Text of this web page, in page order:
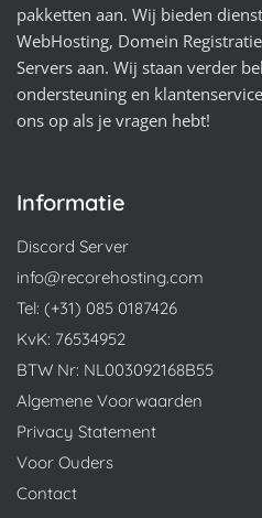
pakketten aan. Wij bieden
WebHosting, Domein
Servers aan. Wij staan verder
ondersteuning en
ons op als je vragen hebt!
Informatie
Discord Server
info@recorehosting.com
Tel: (+31) 085 0187426
KvK: 76534952
BTW Nr: NL003092168B55
Algemene Voorwaarden
Privacy Statement
Voor Ouders
Contact